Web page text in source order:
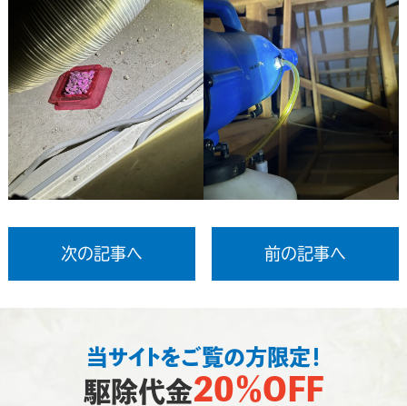
次の記事へ 前の記事へ
当サイトをご覧の方限定！
駆除代金20％OFF